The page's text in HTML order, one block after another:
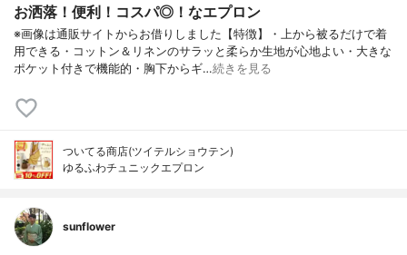
お洒落！便利！コスパ◎！なエプロン
※画像は通販サイトからお借りしました【特徴】・上から被るだけで着
用できる・コットン＆リネンのサラッと柔らか生地が心地よい・大きな
ポケット付きで機能的・胸下からギ…続きを見る
ついてる商店(ツイテルショウテン)
ゆるふわチュニックエプロン
sunflower